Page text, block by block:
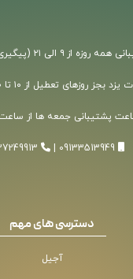
پشتیبانی جمعه ها از ساعت ۱۰ تا
09133513949
دسترسی های مهم
آجیل